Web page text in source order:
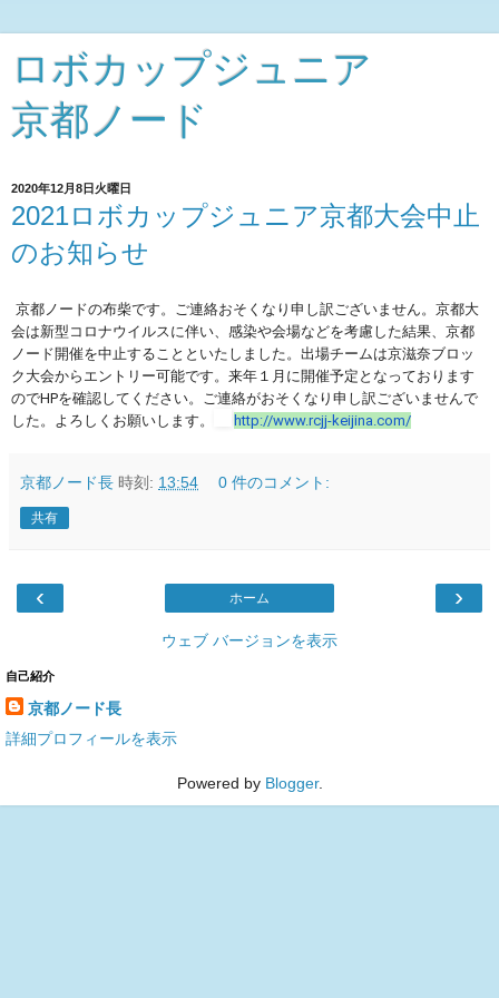
ロボカップジュニア
京都ノード
2020年12月8日火曜日
2021ロボカップジュニア京都大会中止
のお知らせ
京都ノードの布柴です。ご連絡おそくなり申し訳ございません。 京都大
会は新型コロナウイルスに伴い、感染や会場などを考慮した結果、 京都
ノード開催を中止することといたしました 。 出場チームは京滋奈ブロッ
ク大会からエントリー可能です。 来年１月に開催予定となっております
のでHPを確認してください。ご連絡がおそくなり申し訳ございませんで
した。よろしくお願いします。
http://www.rcjj-keijina.com/
京都ノード長 時刻: 13:54 0 件のコメント:
共有
‹ ›
ホーム
ウェブ バージョンを表示
自己紹介
京都ノード長
詳細プロフィールを表示
Powered by Blogger.